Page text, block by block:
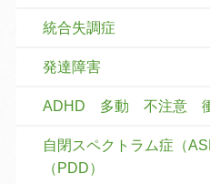
統合失調症
発達障害
ADHD 多動 不注意
自閉スペクトラム症（
（PDD）